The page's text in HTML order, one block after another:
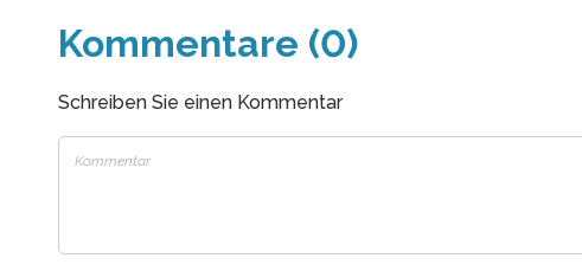
Kommentare (0)
Schreiben Sie einen Kommentar